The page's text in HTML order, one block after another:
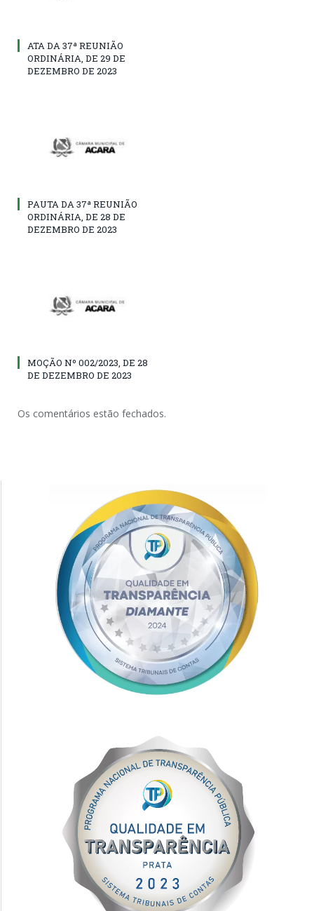
ATA DA 37ª REUNIÃO
ORDINÁRIA, DE 29 DE
DEZEMBRO DE 2023
PAUTA DA 37ª REUNIÃO
ORDINÁRIA, DE 28 DE
DEZEMBRO DE 2023
MOÇÃO Nº 002/2023, DE 28
DE DEZEMBRO DE 2023
Os comentários estão fechados.